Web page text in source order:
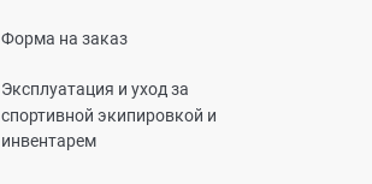
Форма на заказ
Эксплуатация и уход за
спортивной экипировкой и
инвентарем